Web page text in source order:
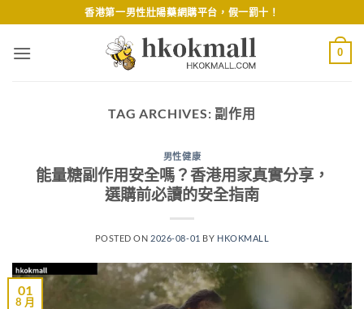
to
content
香港第一男性壯陽藥網購平台，假一罰十！
0
TAG ARCHIVES: 副作用
男性健康
能量糖副作用安全嗎？香港用家真實分享，
選購前必讀的安全指南
POSTED ON 2026-08-01 BY HKOKMALL
01
8 月